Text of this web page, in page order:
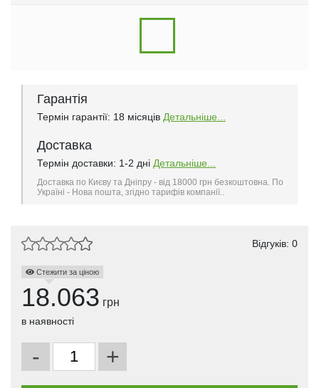
Гарантія
Термін гарантії: 18 місяців Детальніше...
Доставка
Термін доставки: 1-2 дні Детальніше...
Доставка по Києву та Дніпру - від 18000 грн безкоштовна. По
Україні - Нова пошта, згідно тарифів компанії..
Відгуків: 0
Стежити за ціною
18.063 грн
в наявності
- +